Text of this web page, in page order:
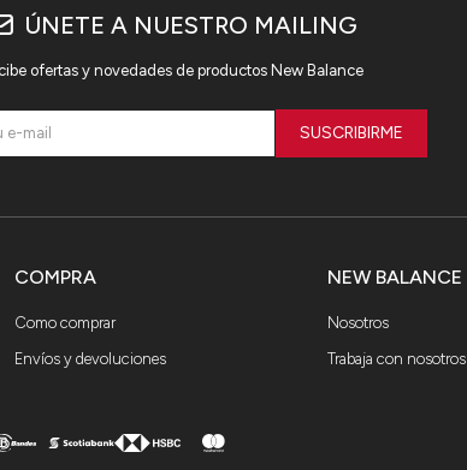
NEW BALANCE
Nosotros
Trabaja con nosotros
COMPRA
Como comprar
Envíos y devoluciones
ÚNETE A NUESTRO MAILING
ofertas y novedades de productos New Balance
SUSCRIBIRME